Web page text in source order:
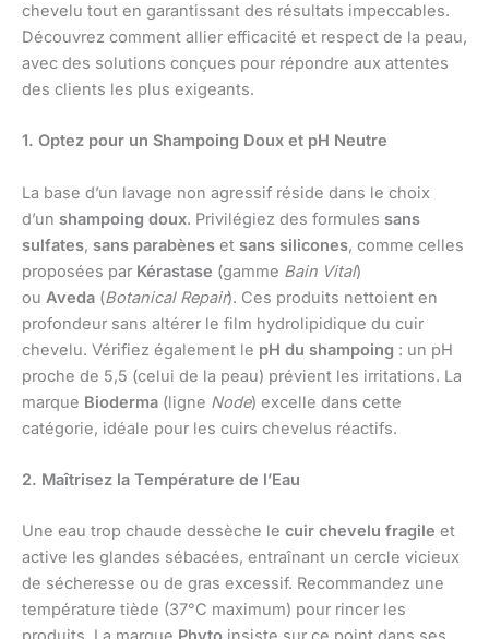
chevelu tout en garantissant des résultats impeccables.
Découvrez comment allier efficacité et respect de la peau,
avec des solutions conçues pour répondre aux attentes
des clients les plus exigeants.
1. Optez pour un Shampoing Doux et pH Neutre
La base d’un lavage non agressif réside dans le choix
d’un shampoing doux. Privilégiez des formules sans
sulfates, sans parabènes et sans silicones, comme celles
proposées par Kérastase (gamme Bain Vital)
ou Aveda (Botanical Repair). Ces produits nettoient en
profondeur sans altérer le film hydrolipidique du cuir
chevelu. Vérifiez également le pH du shampoing : un pH
proche de 5,5 (celui de la peau) prévient les irritations. La
marque Bioderma (ligne Node) excelle dans cette
catégorie, idéale pour les cuirs chevelus réactifs.
2. Maîtrisez la Température de l’Eau
Une eau trop chaude dessèche le cuir chevelu fragile et
active les glandes sébacées, entraînant un cercle vicieux
de sécheresse ou de gras excessif. Recommandez une
température tiède (37°C maximum) pour rincer les